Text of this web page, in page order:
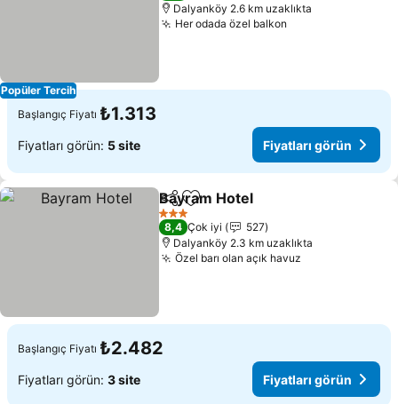
Popüler Tercih
Dalyanköy 2.6 km uzaklıkta
Her odada özel balkon
Başlangıç Fiyatı ₺1.313
Fiyatları görün: 5 site Fiyatları görün
PaylaşFavorilerime ekle
Bayram Hotel
3 Yıldız
8,4 Çok iyi
527
Dalyanköy 2.3 km uzaklıkta
Özel barı olan açık havuz
Başlangıç Fiyatı ₺2.482
Fiyatları görün: 3 site Fiyatları görün